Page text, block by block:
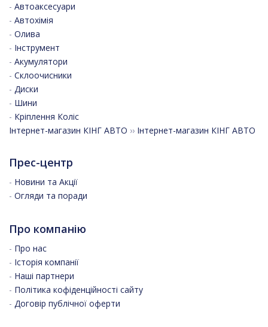
- Автоаксесуари
- Автохімія
- Олива
- Інструмент
- Акумулятори
- Склоочисники
- Диски
- Шини
- Кріплення Коліс
Інтернет-магазин КІНГ АВТО ›› Інтернет-магазин КІНГ АВТО
Прес-центр
- Новини та Акції
- Огляди та поради
Про компанію
- Про нас
- Історія компанії
- Наші партнери
- Політика кофіденційності сайту
- Договір публічної оферти